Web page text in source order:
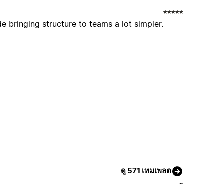
bringing structure to teams a lot simpler.
ดู 571 เทมเพลต